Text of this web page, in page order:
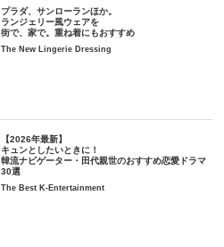
プラダ、サンローランほか。
ランジェリー風ウェアを
街で、家で。重ね着にもおすすめ
The New Lingerie Dressing
【2026年最新】
キュンとしたいときに！
韓流ナビゲーター・田代親世のおすすめ恋愛ドラマ
30選
The Best K-Entertainment